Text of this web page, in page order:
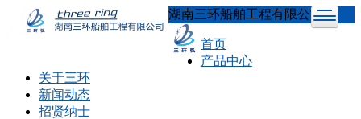
湖南三环船舶工程有限公司
首页
产品中心
关于三环
新闻动态
招贤纳士